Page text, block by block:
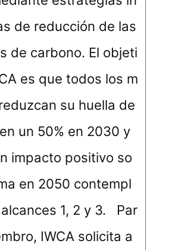
de reducción de las
de carbono. El objeti
es que todos los m
su huella de
un 50% en 2030 y
impacto positivo so
en 2050 contempl
1, 2 y 3. Par
IWCA solicita a